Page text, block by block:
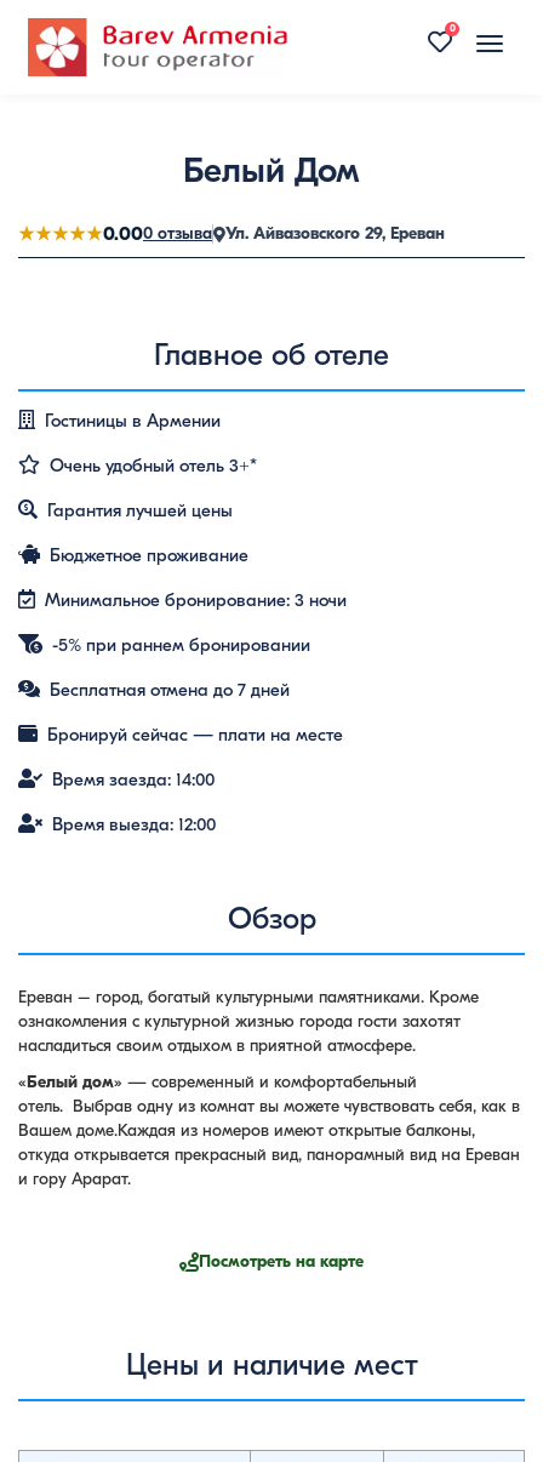
Toggle
0
Белый Дом
★★★★★0.000 отзыва Ул. Айвазовского 29, Ереван
Главное об отеле
Гостиницы в Армении
Очень удобный отель 3+*
Гарантия лучшей цены
Бюджетное проживание
Минимальное бронирование: 3 ночи
-5% при раннем бронировании
Бесплатная отмена до 7 дней
Бронируй сейчас — плати на месте
Время заезда: 14:00
Время выезда: 12:00
Обзор
Ереван – город, богатый культурными пaмятниками. Кроме
ознакомления с культурной жизнью города гости захотят
насладиться своим отдыхом в приятной атмосфере.
«Белый дом» — современный и комфортабельный
отель. Выбрав одну из комнат вы можете чувствовать себя, как в
Вашем доме.Каждая из номеров имеют открытые балконы,
откуда открывается прекрасный вид, панорамный вид на Ереван
и гору Арарат.
Посмотреть на карте
Цены и наличие мест